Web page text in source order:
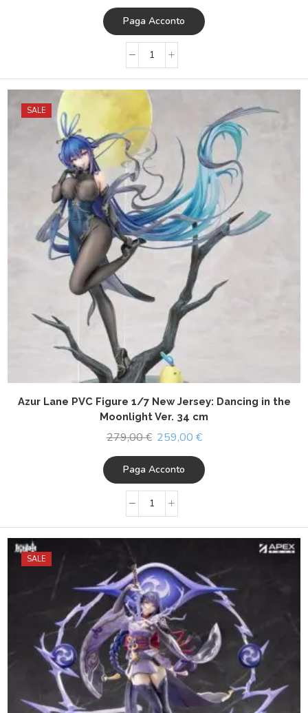
Paga Acconto
SALE
Azur Lane PVC Figure 1/7 New Jersey: Dancing in the
Moonlight Ver. 34 cm
279,00€ 259,00 €
Paga Acconto
SALE